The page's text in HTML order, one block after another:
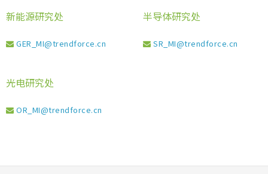
新能源研究处
GER_MI@trendforce.cn
半导体研究处
SR_MI@trendforce.cn
光电研究处
OR_MI@trendforce.cn